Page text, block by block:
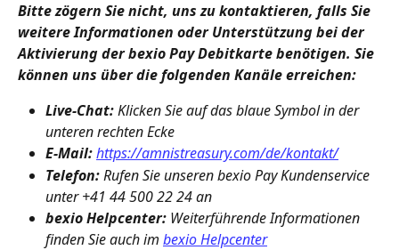
Bitte zögern Sie nicht, uns zu kontaktieren, falls Sie
weitere Informationen oder Unterstützung bei der
Aktivierung der bexio Pay Debitkarte benötigen. Sie
können uns über die folgenden Kanäle erreichen:
Live-Chat: Klicken Sie auf das blaue Symbol in der
unteren rechten Ecke
E-Mail: https://amnistreasury.com/de/kontakt/
Telefon: Rufen Sie unseren bexio Pay Kundenservice
unter +41 44 500 22 24 an
bexio Helpcenter: Weiterführende Informationen
finden Sie auch im bexio Helpcenter